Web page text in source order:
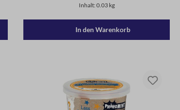
Inhalt: 0.03 kg
In den Warenkorb